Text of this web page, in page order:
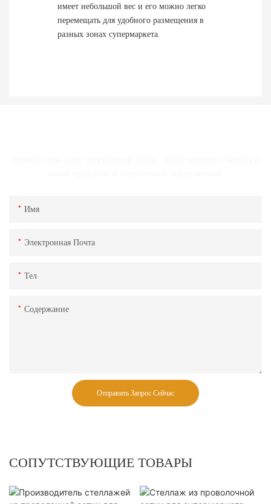
имеет небольшой вес и его можно легко
перемещать для удобного размещения в
разных зонах супермаркета.
Имя
Электронная Почта
Тел
Содержание
Отправить Запрос Сейчас
СОПУТСТВУЮЩИЕ ТОВАРЫ